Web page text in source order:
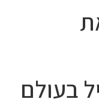
בעולם